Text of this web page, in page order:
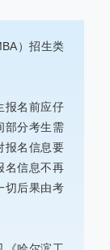
）招生类
报名前应仔
部分考生需
报名信息要
名信息不再
切后果由考